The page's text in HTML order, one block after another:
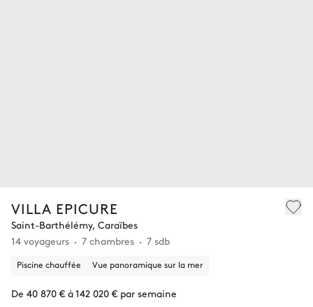
VILLA EPICURE
Saint-Barthélémy, Caraïbes
14 voyageurs
7 chambres 7 sdb
Piscine chauffée Vue panoramique sur la mer
De 40 870 € à 142 020 € par semaine